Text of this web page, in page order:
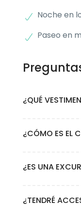
Noche en
Paseo en
¿QUÉ
alquilar ropa de
¿CÓMO ES EL
jornada pueden
¿ES UNA
¿TENDRÉ